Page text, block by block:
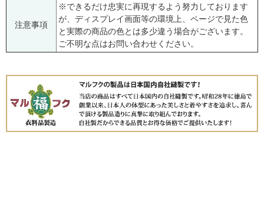
注意事項
※できるだけ忠実に再現するよう努力しております
が、ディスプレイ画面等の環境上、ページで見た色
と実際の商品の色とは多少違う場合がございます。
ご不明な点はお問い合わせください。